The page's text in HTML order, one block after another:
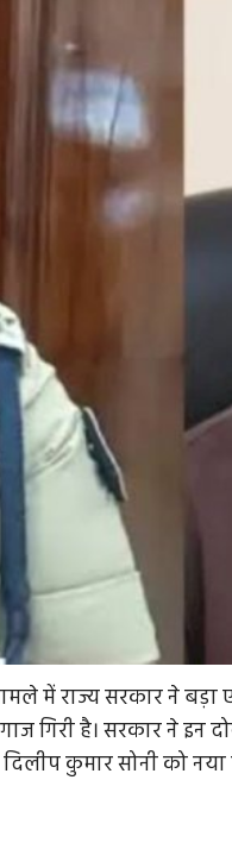
में राज्य सरकार ने
गिरी है। सरकार ने इन
कुमार सोनी को नया